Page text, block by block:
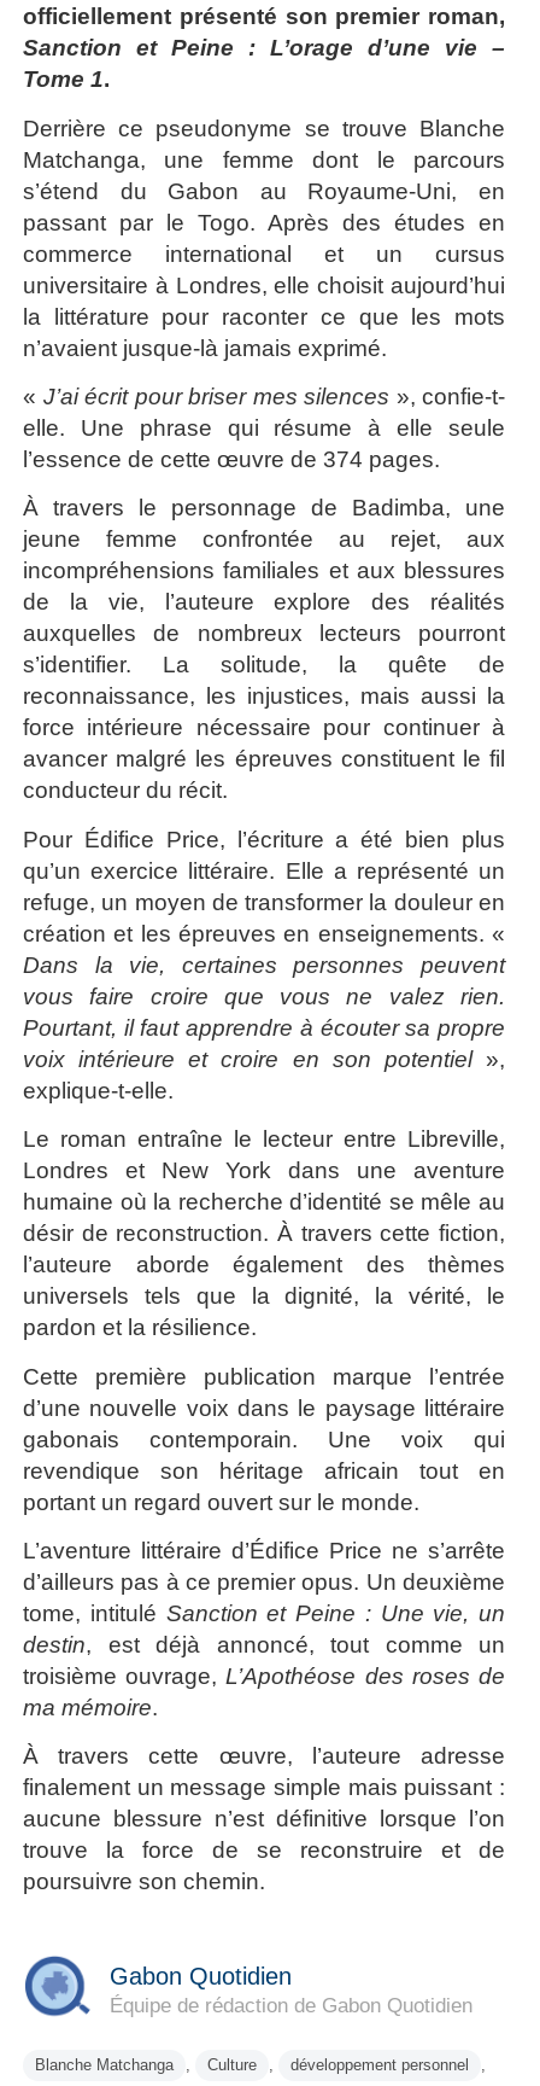
officiellement présenté son premier roman,
Sanction et Peine : L’orage d’une vie –
Tome 1.
Derrière ce pseudonyme se trouve Blanche
Matchanga, une femme dont le parcours
s’étend du Gabon au Royaume-Uni, en
passant par le Togo. Après des études en
commerce international et un cursus
universitaire à Londres, elle choisit aujourd’hui
la littérature pour raconter ce que les mots
n’avaient jusque-là jamais exprimé.
« J’ai écrit pour briser mes silences », confie-t-
elle. Une phrase qui résume à elle seule
l’essence de cette œuvre de 374 pages.
À travers le personnage de Badimba, une
jeune femme confrontée au rejet, aux
incompréhensions familiales et aux blessures
de la vie, l’auteure explore des réalités
auxquelles de nombreux lecteurs pourront
s’identifier. La solitude, la quête de
reconnaissance, les injustices, mais aussi la
force intérieure nécessaire pour continuer à
avancer malgré les épreuves constituent le fil
conducteur du récit.
Pour Édifice Price, l’écriture a été bien plus
qu’un exercice littéraire. Elle a représenté un
refuge, un moyen de transformer la douleur en
création et les épreuves en enseignements. «
Dans la vie, certaines personnes peuvent
vous faire croire que vous ne valez rien.
Pourtant, il faut apprendre à écouter sa propre
voix intérieure et croire en son potentiel »,
explique-t-elle.
Le roman entraîne le lecteur entre Libreville,
Londres et New York dans une aventure
humaine où la recherche d’identité se mêle au
désir de reconstruction. À travers cette fiction,
l’auteure aborde également des thèmes
universels tels que la dignité, la vérité, le
pardon et la résilience.
Cette première publication marque l’entrée
d’une nouvelle voix dans le paysage littéraire
gabonais contemporain. Une voix qui
revendique son héritage africain tout en
portant un regard ouvert sur le monde.
L’aventure littéraire d’Édifice Price ne s’arrête
d’ailleurs pas à ce premier opus. Un deuxième
tome, intitulé Sanction et Peine : Une vie, un
destin, est déjà annoncé, tout comme un
troisième ouvrage,L’Apothéose des roses de
ma mémoire.
À travers cette œuvre, l’auteure adresse
finalement un message simple mais puissant :
aucune blessure n’est définitive lorsque l’on
trouve la force de se reconstruire et de
poursuivre son chemin.
Gabon Quotidien
Équipe de rédaction de Gabon Quotidien
Blanche Matchanga , Culture , développement personnel ,